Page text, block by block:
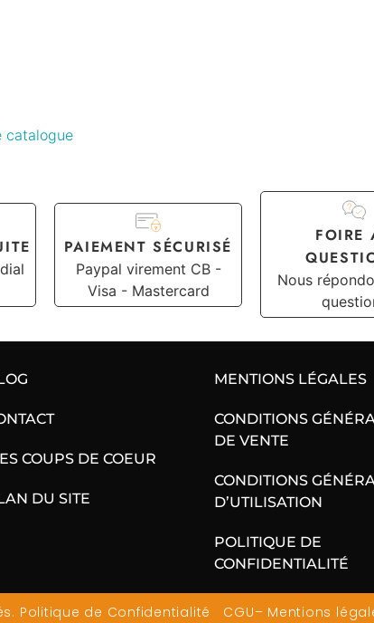
catalogue
PAIEMENT SÉCURISÉ
Paypal virement CB -
Visa - Mastercard
FOIRE
Nous
COUPS DE COEUR
DU SITE
MENTIONS LÉGALES
CONDITIONS
DE VENTE
CONDITIONS
D’UTILISATION
POLITIQUE DE
CONFIDENTIALITÉ
Politique de Confidentialité CGU– Mentions